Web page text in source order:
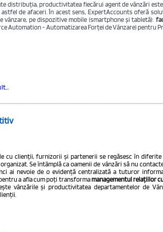
distribuția, productivitatea fiecărui agent de vânzări
de afaceri. În acest sens, ExpertAccounts oferă
pe dispozitive mobile (smartphone și tabletă):
Automation - Automatizarea Forței de Vânzare) pentru
cu clienții, furnizorii și partenerii se regăsesc în diferite
Se întâmplă ca oamenii de vânzări să nu
ai nevoie de o evidență centralizată a tuturor
a afla cum poți transformamanagementul relațiilor
vânzările și productivitatea departamentelor de